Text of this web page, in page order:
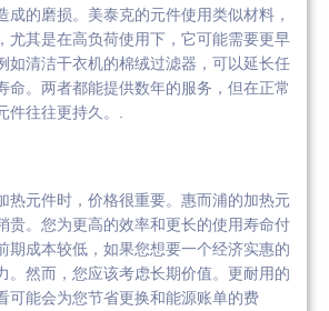
成的磨损。美泰克的元件使用类似材料，
尤其是在高负荷使用下，它可能需要更早
如清洁干衣机的棉绒过滤器，可以延长任
命。两者都能提供数年的服务，但在正常
件往往更持久。.
热元件时，价格很重要。惠而浦的加热元
贵。您为更高的效率和更长的使用寿命付
期成本较低，如果您想要一个经济实惠的
。然而，您应该考虑长期价值。更耐用的
可能会为您节省更换和能源账单的费